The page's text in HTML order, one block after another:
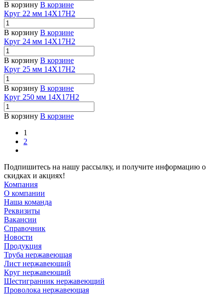
В корзину В корзине
Круг 22 мм 14Х17Н2
В корзину В корзине
Круг 24 мм 14Х17Н2
В корзину В корзине
Круг 25 мм 14Х17Н2
В корзину В корзине
Круг 250 мм 14Х17Н2
В корзину В корзине
1
2
Подпишитесь на нашу рассылку, и получите информацию о
скидках и акциях!
Компания
О компании
Наша команда
Реквизиты
Вакансии
Справочник
Новости
Продукция
Труба нержавеющая
Лист нержавеющий
Круг нержавеющий
Шестигранник нержавеющий
Проволока нержавеющая